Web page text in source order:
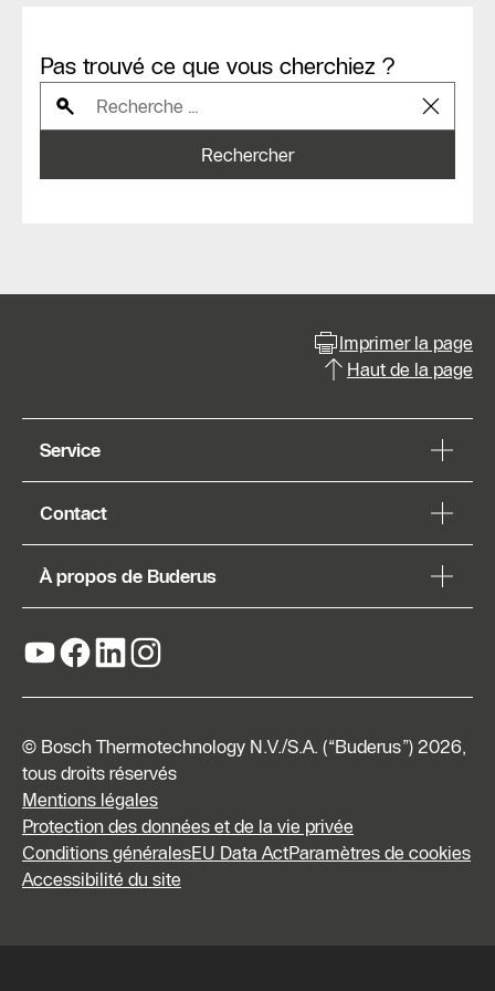
Pas trouvé ce que vous cherchiez ?
Rechercher
Imprimer la page
Haut de la page
Service
Contact
À propos de Buderus
© Bosch Thermotechnology N.V./S.A. (“Buderus”) 2026,
tous droits réservés
Mentions légales
Protection des données et de la vie privée
Conditions généralesEU Data ActParamètres de cookies
Accessibilité du site